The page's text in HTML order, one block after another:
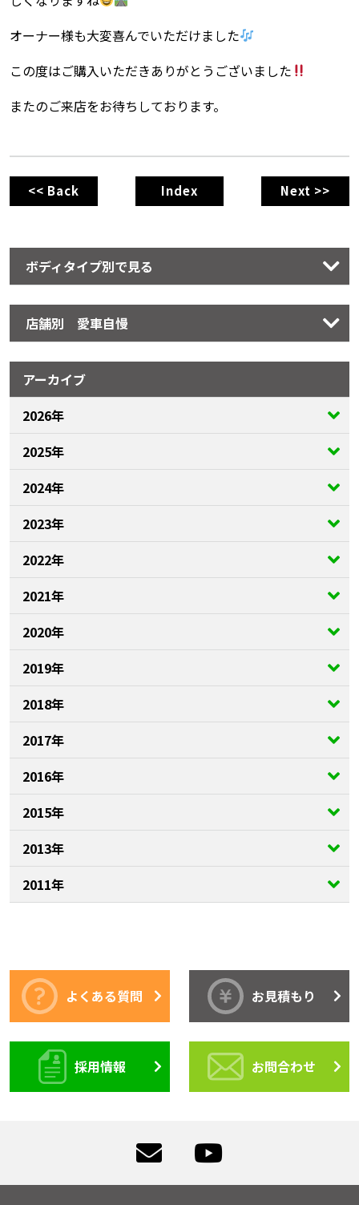
オーナー様も大変喜んでいただけました
この度はご購入いただきありがとうございました
またのご来店をお待ちしております。
<< Back Index Next >>
ボディタイプ別で見る
店舗別 愛車自慢
アーカイブ
2026年
2025年
2024年
2023年
2022年
2021年
2020年
2019年
2018年
2017年
2016年
2015年
2013年
2011年
よくある質問 お見積もり
採用情報 お問合わせ